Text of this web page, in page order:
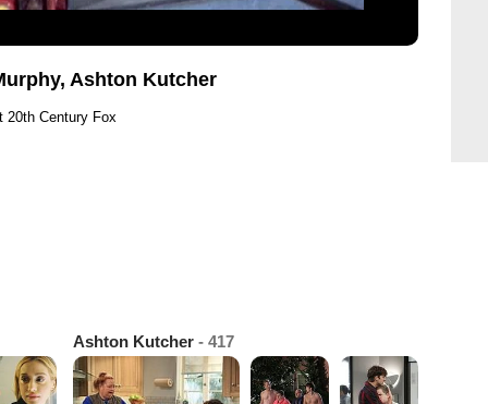
Ashton Kutcher
20th Century Fox
Ashton Kutcher - 417